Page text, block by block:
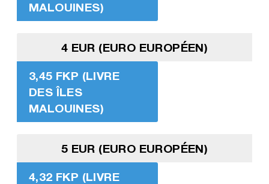
MALOUINES)
4 EUR (EURO EUROPÉEN)
3,45 FKP (LIVRE
DES ÎLES
MALOUINES)
5 EUR (EURO EUROPÉEN)
4,32 FKP (LIVRE